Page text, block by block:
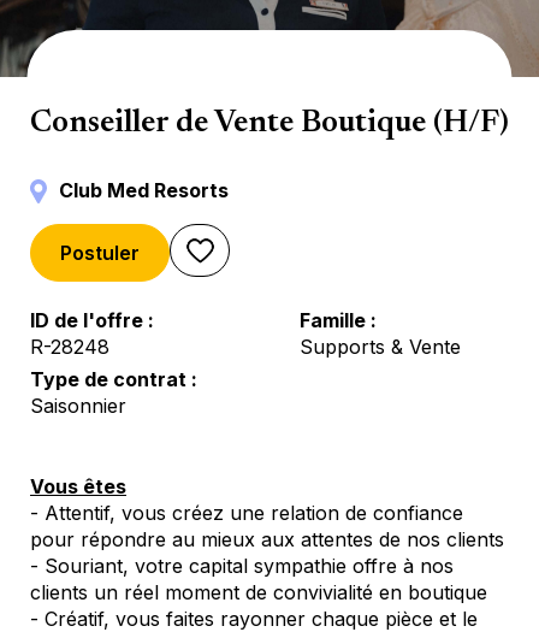
Ventes
Conseiller de Vente Boutique (H/F)
Club Med Resorts
Postuler
ID de l'offre
R-28248
Famille
Supports & Vente
Type de contrat
Saisonnier
Vous êtes
- Attentif, vous créez une relation de confiance
pour répondre au mieux aux attentes de nos clients
- Souriant, votre capital sympathie offre à nos
clients un réel moment de convivialité en boutique
- Créatif, vous faites rayonner chaque pièce et le